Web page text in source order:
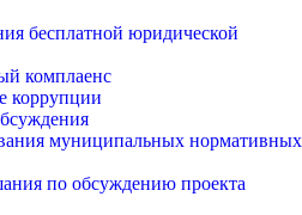
бесплатной юридической
комплаенс
коррупции
муниципальных нормативных
по обсуждению проекта